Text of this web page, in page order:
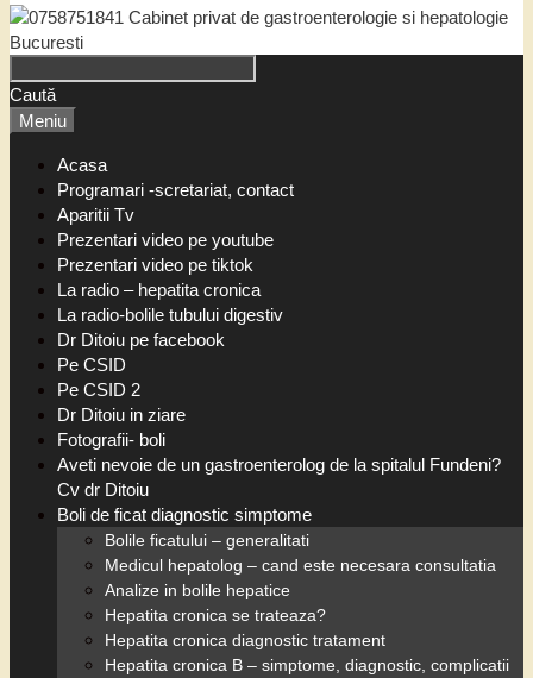
Caută
Meniu
Acasa
Programari -scretariat, contact
Aparitii Tv
Prezentari video pe youtube
Prezentari video pe tiktok
La radio – hepatita cronica
La radio-bolile tubului digestiv
Dr Ditoiu pe facebook
Pe CSID
Pe CSID 2
Dr Ditoiu in ziare
Fotografii- boli
Aveti nevoie de un gastroenterolog de la spitalul Fundeni?
Cv dr Ditoiu
Boli de ficat diagnostic simptome
Bolile ficatului – generalitati
Medicul hepatolog – cand este necesara consultatia
Analize in bolile hepatice
Hepatita cronica se trateaza?
Hepatita cronica diagnostic tratament
Hepatita cronica B – simptome, diagnostic, complicatii